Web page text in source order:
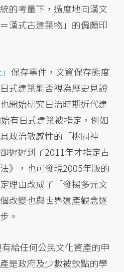
的考量下，過度地向漢文
漢式古建築物」的偏頗印
」保存事件，文資保存態度
式建築能否視為歷史見證
開始研究日治時期近代建
有日式建築被指定，例如
政治敏感性的「桃園神
遲遲到了2011年才指定古
》，也可發現2005年版的
理由改成了「發揚多元文
改變也與世界遺產觀念逐
。
給任何公民文化資產的申
是政府及少數被欽點的學